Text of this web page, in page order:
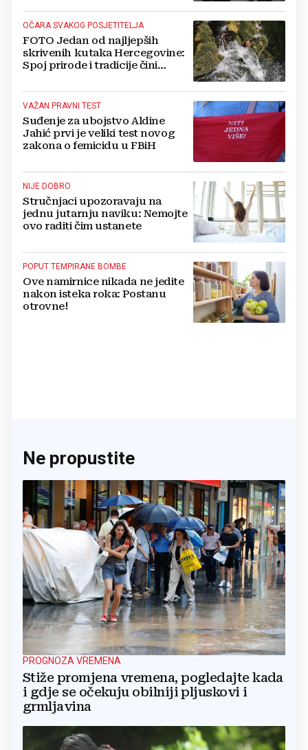
OČARA SVAKOG POSJETITELJA
FOTO Jedan od najljepših
skrivenih kutaka Hercegovine:
Spoj prirode i tradicije čini
destinacijom
VAŽAN PRAVNI TEST
Suđenje za ubojstvo Aldine
Jahić prvi je veliki test novog
zakona o femicidu u FBiH
NIJE DOBRO
Stručnjaci upozoravaju na
jednu jutarnju naviku: Nemojte
ovo raditi čim ustanete
POPUT TEMPIRANE BOMBE
Ove namirnice nikada ne jedite
nakon isteka roka: Postanu
otrovne!
Ne propustite
PROGNOZA VREMENA
Stiže promjena vremena, pogledajte kada
i gdje se očekuju obilniji pljuskovi i
grmljavina